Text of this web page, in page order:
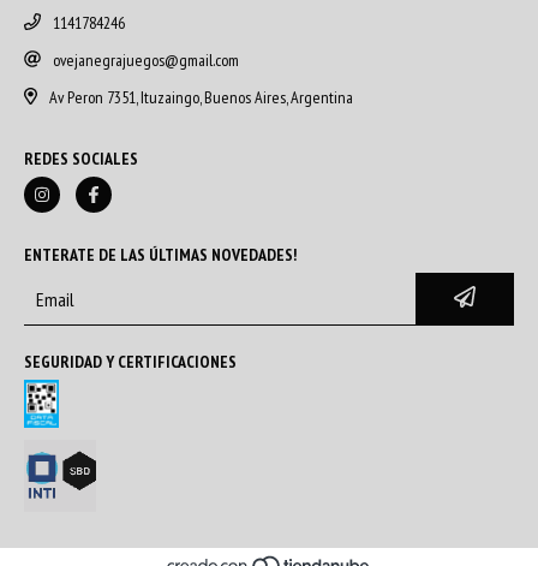
1141784246
ovejanegrajuegos@gmail.com
Av Peron 7351, Ituzaingo, Buenos Aires, Argentina
REDES SOCIALES
ENTERATE DE LAS ÚLTIMAS NOVEDADES!
SEGURIDAD Y CERTIFICACIONES